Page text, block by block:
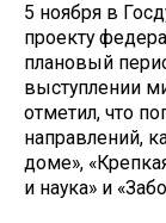
5 ноября в
проекту
плановый
выступлении
отметил, что
направлений,
доме»,
и наука» и